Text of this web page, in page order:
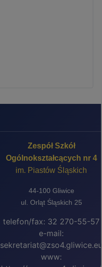
Zespół Szkół
Ogólnokształcących nr 4
im. Piastów Śląskich
44-100 Gliwice
ul. Orląt Śląskich 25
telefon/fax: 32 270-55-57
e-mail:
www: